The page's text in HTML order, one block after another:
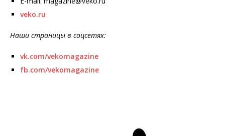
veko.ru
Наши страницы в соцсетях:
vk.com/vekomagazine
fb.com/vekomagazine